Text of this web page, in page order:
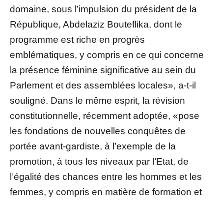
domaine, sous l’impulsion du président de la
République, Abdelaziz Bouteflika, dont le
programme est riche en progrès
emblématiques, y compris en ce qui concerne
la présence féminine significative au sein du
Parlement et des assemblées locales», a-t-il
souligné. Dans le même esprit, la révision
constitutionnelle, récemment adoptée, «pose
les fondations de nouvelles conquêtes de
portée avant-gardiste, à l’exemple de la
promotion, à tous les niveaux par l’Etat, de
l’égalité des chances entre les hommes et les
femmes, y compris en matière de formation et